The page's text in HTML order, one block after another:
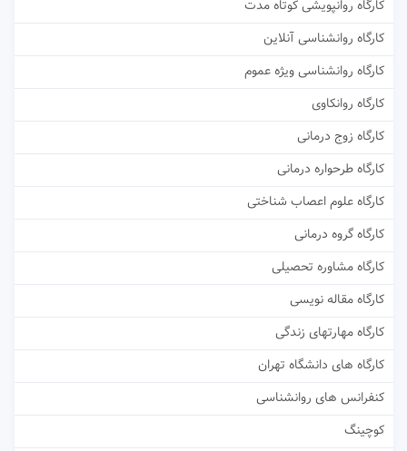
کارگاه روانپویشی کوتاه مدت
کارگاه روانشناسی آنلاین
کارگاه روانشناسی ویژه عموم
کارگاه روانکاوی
کارگاه زوج درمانی
کارگاه طرحواره درمانی
کارگاه علوم اعصاب شناختی
کارگاه گروه درمانی
کارگاه مشاوره تحصیلی
کارگاه مقاله نویسی
کارگاه مهارتهای زندگی
کارگاه های دانشگاه تهران
کنفرانس های روانشناسی
کوچینگ